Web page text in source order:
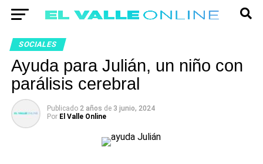
SOCIALES
Ayuda para Julián, un niño con
parálisis cerebral
Publicado 2 años de 3 junio, 2024
Por El Valle Online